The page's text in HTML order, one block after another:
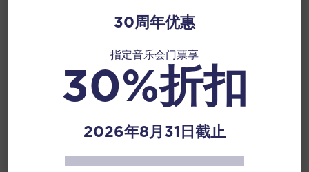
30周年优惠
指定音乐会门票享
30%折扣
2026年8月31日截止